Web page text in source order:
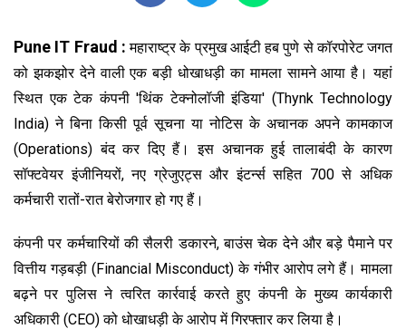
Pune IT Fraud :महाराष्ट्र के प्रमुख आईटी हब पुणे से कॉरपोरेट जगत
को झकझोर देने वाली एक बड़ी धोखाधड़ी का मामला सामने आया है। यहां
स्थित एक टेक कंपनी 'थिंक टेक्नोलॉजी इंडिया' (Thynk Technology
India) ने बिना किसी पूर्व सूचना या नोटिस के अचानक अपने कामकाज
(Operations) बंद कर दिए हैं। इस अचानक हुई तालाबंदी के कारण
सॉफ्टवेयर इंजीनियरों, नए ग्रेजुएट्स और इंटर्न्स सहित 700 से अधिक
कर्मचारी रातों-रात बेरोजगार हो गए हैं।
कंपनी पर कर्मचारियों की सैलरी डकारने, बाउंस चेक देने और बड़े पैमाने पर
वित्तीय गड़बड़ी (Financial Misconduct) के गंभीर आरोप लगे हैं। मामला
बढ़ने पर पुलिस ने त्वरित कार्रवाई करते हुए कंपनी के मुख्य कार्यकारी
अधिकारी (CEO) को धोखाधड़ी के आरोप में गिरफ्तार कर लिया है।